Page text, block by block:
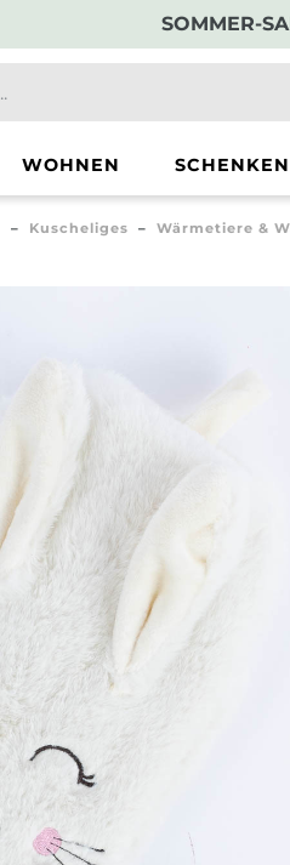
SOMMER-
WOHNEN
Kuscheliges Wärmetiere &